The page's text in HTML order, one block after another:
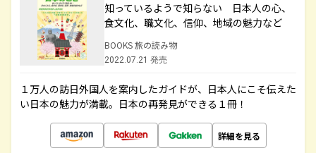
知っているようで知らない 日本人の心、
食文化、職文化、信仰、地域の魅力など
BOOKS 旅の読み物
2022.07.21 発売
１万人の訪日外国人を案内したガイドが、日本人にこそ伝えた
い日本の魅力が満載。日本の再発見ができる１冊！
詳細を見る